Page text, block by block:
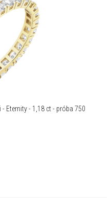
Eternity - 1,18 ct - próba 750